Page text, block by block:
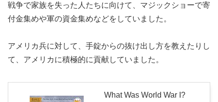
戦争で家族を失った人たちに向けて、マジックショーで寄
付金集めや軍の資金集めなどをしていました。
アメリカ兵に対して、手錠からの抜け出し方を教えたりし
て、アメリカに積極的に貢献していました。
What Was World War I?